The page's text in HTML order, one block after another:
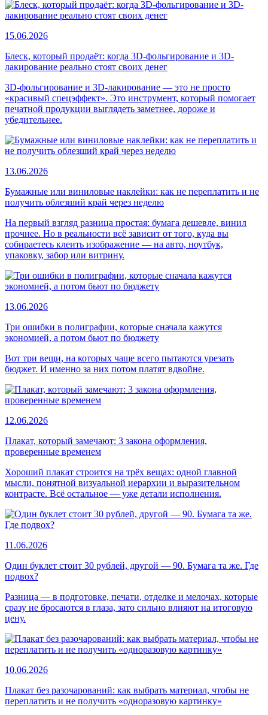
15.06.2026
Блеск, который продаёт: когда 3D-фольгирование и 3D-
лакирование реально стоят своих денег
3D-фольгирование и 3D-лакирование — это не просто
«красивый спецэффект». Это инструмент, который помогает
печатной продукции выглядеть заметнее, дороже и
убедительнее.
13.06.2026
Бумажные или виниловые наклейки: как не переплатить и не
получить облезший край через неделю
На первый взгляд разница простая: бумага дешевле, винил
прочнее. Но в реальности всё зависит от того, куда вы
собираетесь клеить изображение — на авто, ноутбук,
упаковку, забор или витрину.
13.06.2026
Три ошибки в полиграфии, которые сначала кажутся
экономией, а потом бьют по бюджету
Вот три вещи, на которых чаще всего пытаются урезать
бюджет. И именно за них потом платят вдвойне.
12.06.2026
Плакат, который замечают: 3 закона оформления,
проверенные временем
Хороший плакат строится на трёх вещах: одной главной
мысли, понятной визуальной иерархии и выразительном
контрасте. Всё остальное — уже детали исполнения.
11.06.2026
Один буклет стоит 30 рублей, другой — 90. Бумага та же. Где
подвох?
Разница — в подготовке, печати, отделке и мелочах, которые
сразу не бросаются в глаза, зато сильно влияют на итоговую
цену.
10.06.2026
Плакат без разочарований: как выбрать материал, чтобы не
переплатить и не получить «одноразовую картинку»